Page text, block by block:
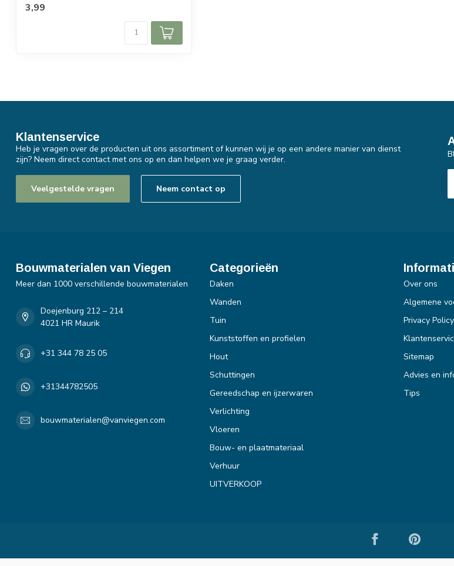
3,99
Klantenservice
Heb je vragen over de producten uit ons assortiment of kunnen wij je op een andere manier van dienst
zijn? Neem direct contact met ons op en dan helpen we je graag verder.
Veelgestelde vragen Neem contact op
Bouwmaterialen van Viegen
Meer dan 1000 verschillende bouwmaterialen
Doejenburg 212 – 214
4021 HR Maurik
+31 344 78 25 05
+31344782505
bouwmaterialen@vanviegen.com
Categorieën
Daken
Wanden
Tuin
Kunststoffen en profielen
Hout
Schuttingen
Gereedschap en ijzerwaren
Verlichting
Vloeren
Bouw- en plaatmateriaal
Verhuur
UITVERKOOP
Over ons
Algemene
Privacy Policy
Sitemap
Advies en
Tips